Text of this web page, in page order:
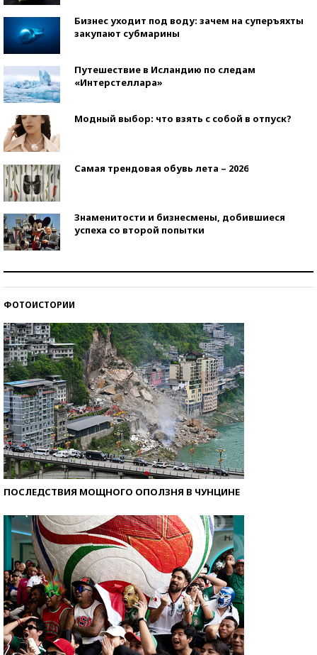
Бизнес уходит под воду: зачем на суперъяхты
закупают субмарины
Путешествие в Исландию по следам
«Интерстеллара»
Модный выбор: что взять с собой в отпуск?
Самая трендовая обувь лета – 2026
Знаменитости и бизнесмены, добившиеся
успеха со второй попытки
ФОТОИСТОРИИ
ПОСЛЕДСТВИЯ МОЩНОГО ОПОЛЗНЯ В ЧУНЦИНЕ